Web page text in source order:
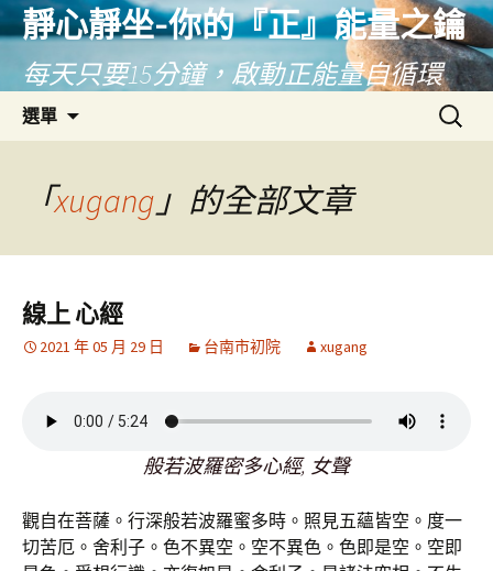
靜心靜坐-你的『正』能量之鑰
每天只要15分鐘，啟動正能量自循環
選單
內
搜
尋
「xugang 」的全部文章
線上 心經
2021 年 05 月 29 日 台南市初院 xugang
般若波羅密多心經, 女聲
觀自在菩薩。行深般若波羅蜜多時。照見五蘊皆空。度一
切苦厄。舍利子。色不異空。空不異色。色即是空。空即